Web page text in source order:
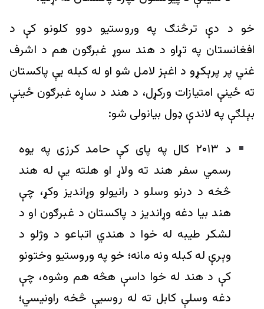
خو د دې ترڅنګ په وروستیو دوو کلونو کې د
افغانستان په تړاو د هند سوړ غبرګون هم د اشرف
غني پر پرېکړو د اغېز لامل شو او له کبله يې پاکستان
ته ځينې امتیازات ورکړل، د هند د ساړه غبرګون ځينې
بېلګې په لاندې ډول بيانولی شو:
د ۲۰۱۳ کال په پای کې حامد کرزی په یوه
رسمي سفر هند ته ولاړ او هلته يې له هند
څخه د درنو وسلو د رانیولو وړاندیز وکړ، چې
هند بیا دغه وړاندیز د پاکستان د غبرګون او د
لشکر طیبه له خوا د هندي اتباعو د وژلو د
وېرې له کبله ونه مانه؛ خو په وروستیو وختونو
کې د هند له خوا داسې هڅه هم وشوه، چې
دغه وسلې کابل ته له روسیې څخه راونیسي؛